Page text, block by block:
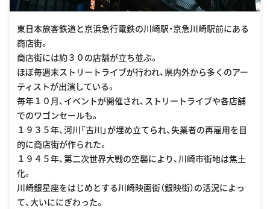
東日本旅客鉄道と京浜急行電鉄の川崎駅・京急川崎駅前にある
商店街。
商店街には約３０の店舗が立ち並ぶ。
ほぼ毎週末ストリートライブが行われ、県内外から多くのアー
ティストが出演している。
毎年１０月、イベントが開催され、ストリートライブや各店舗
でのワゴンセールも。
１９３５年、河川「古川」が埋め立てられ、失業者の再雇用を目
的に商店街が作られた。
１９４５年、第二次世界大戦の空襲により、川崎市街地は焦土
化。
川崎銀星座をはじめとする川崎映画街（銀映街）の活況によっ
て、大いににぎわった。